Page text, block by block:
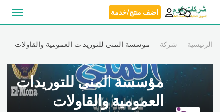
انتقل
اضف منتج/خدمة
الرئيسية شركة مؤسسة المنى للتوريدات العمومية والقاولات
مؤسسة المنى للتوريدات
العمومية والقاولات